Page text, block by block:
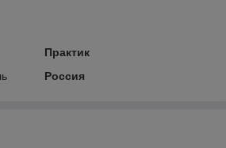
Практик
Россия